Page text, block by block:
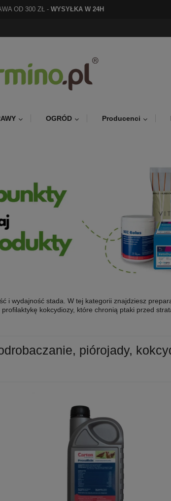
OD 300 ZŁ - WYSYŁKA W 24H
OGRÓD Producenci
i wydajność stada. W tej kategorii znajdziesz
kokcydiozy, które chronią ptaki przed
piórojady,